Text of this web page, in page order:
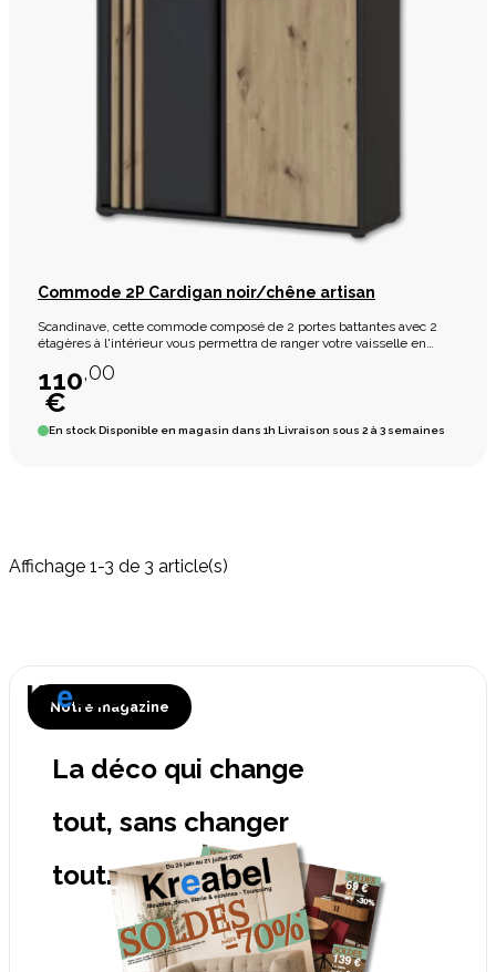
Commode 2P Cardigan noir/chêne artisan
Scandinave, cette commode composé de 2 portes battantes avec 2
étagères à l'intérieur vous permettra de ranger votre vaisselle en
un chambre ou une entrée.
110,00
€
En stockDisponible en magasin dans 1h Livraison sous 2 à 3 semaines
Affichage 1-3 de 3 article(s)
Notre magazine
La déco qui change
tout, sans changer
tout.